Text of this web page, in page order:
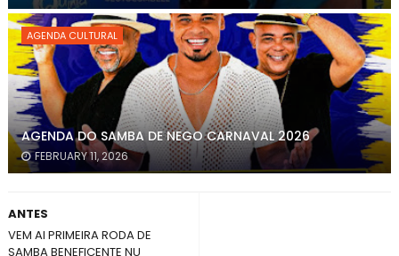
AGENDA CULTURAL
AGENDA DO SAMBA DE NEGO CARNAVAL 2026
FEBRUARY 11, 2026
ANTES
VEM AI PRIMEIRA RODA DE
SAMBA BENEFICENTE NU